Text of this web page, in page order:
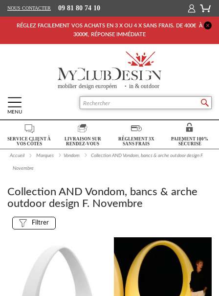
NOUS CONTACTER 09 81 80 74 10
RÉGLEZ FACILEMENT VOS ACHATS EN 3 X OU 4 X SANS FRAIS. DE 400€ À
3000€, RÉPONSE IMMÉDIATE
MENU
Retour Accueil
SALON
BUREAU
OUTDOOR
MARQUES
SERVICE CLIENT À
VOS CÔTÉS
LIVRAISON SUR
RENDEZ-VOUS
RÈGLEMENT 3X
SANS FRAIS
PAIEMENT 100%
SÉCURISÉ
Accueil Marques Vondom Collection AND Vondom, bancs & arche outdoor design F.
Novembre
Collection AND Vondom, bancs & arche
outdoor design F. Novembre
Filtrer